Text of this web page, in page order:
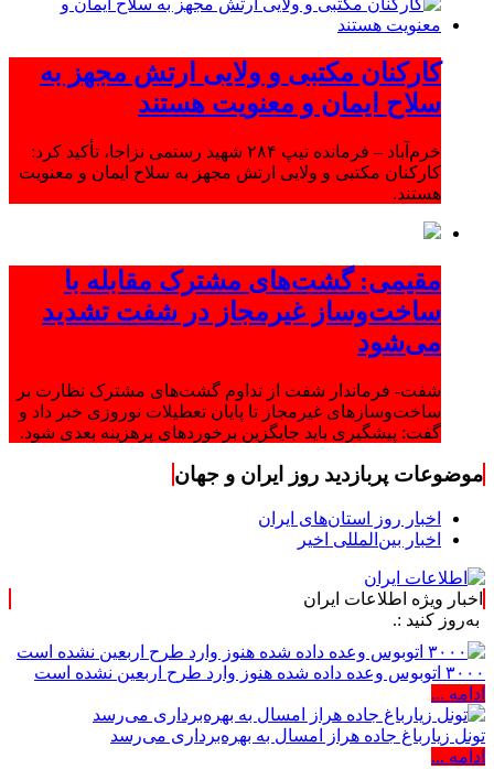
کارکنان مکتبی و ولایی ارتش مجهز به
سلاح ایمان و معنویت هستند
خرم‌آباد – فرمانده تیپ ۲۸۴ شهید رستمی نزاجا، تأکید کرد:
کارکنان مکتبی و ولایی ارتش مجهز به سلاح ایمان و معنویت
هستند.
مقیمی: گشت‌های مشترک مقابله با
ساخت‌وساز غیرمجاز در شفت تشدید
می‌شود
شفت- فرماندار شفت از تداوم گشت‌های مشترک نظارت بر
ساخت‌وسازهای غیرمجاز تا پایان تعطیلات نوروزی خبر داد و
گفت: پیشگیری باید جایگزین برخوردهای پرهزینه بعدی شود.
موضوعات پربازدید روز ایران و جهان
اخبار روز استان‌های ایران
اخبار بین‌المللی اخیر
اخبار ویژه اطلاعات ایران
:.
۳۰۰۰ اتوبوس وعده داده شده هنوز وارد طرح اربعین نشده است
ادامه ...
تونل زیارباغ جاده هراز امسال به بهره‌برداری می‌رسد
ادامه ...